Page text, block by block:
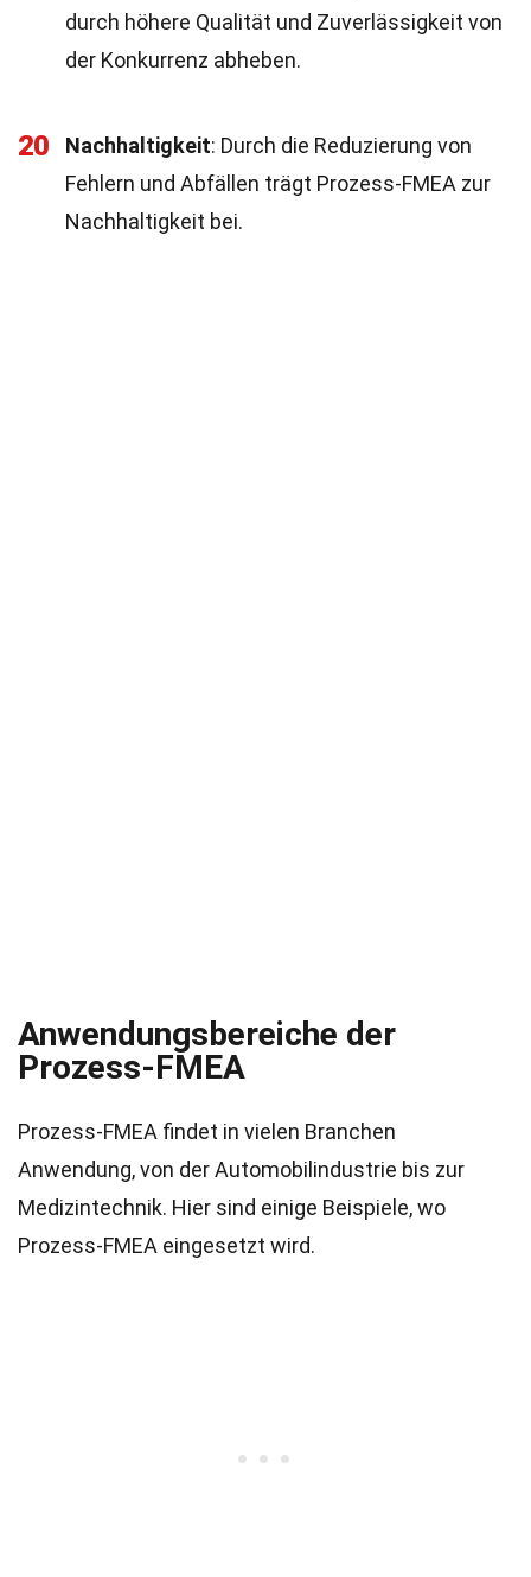
durch höhere Qualität und Zuverlässigkeit von
der Konkurrenz abheben.
20 Nachhaltigkeit: Durch die Reduzierung von
Fehlern und Abfällen trägt Prozess-FMEA zur
Nachhaltigkeit bei.
Anwendungsbereiche der
Prozess-FMEA
Prozess-FMEA findet in vielen Branchen
Anwendung, von der Automobilindustrie bis zur
Medizintechnik. Hier sind einige Beispiele, wo
Prozess-FMEA eingesetzt wird.